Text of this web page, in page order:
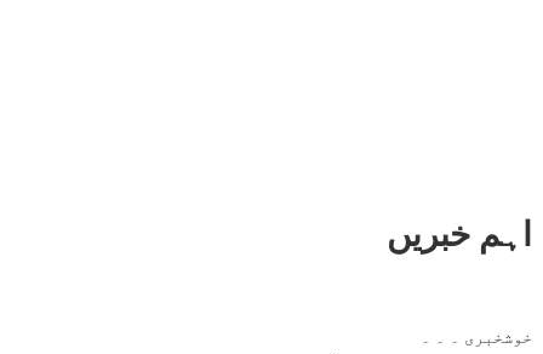
اہم خبریں
ڈھڈیال نیوزاب نئے انداز میں آپ کی خدمت